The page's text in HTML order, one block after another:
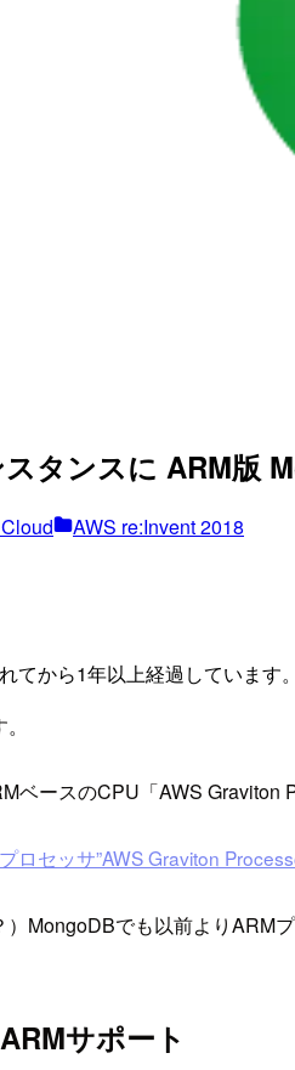
タンスに ARM版
AWS re:Invent 2018
てから1年以上経過しています
ベースのCPU「AWS Graviton
ロセッサ”AWS Graviton
MongoDBでも以前よりARM
サポート